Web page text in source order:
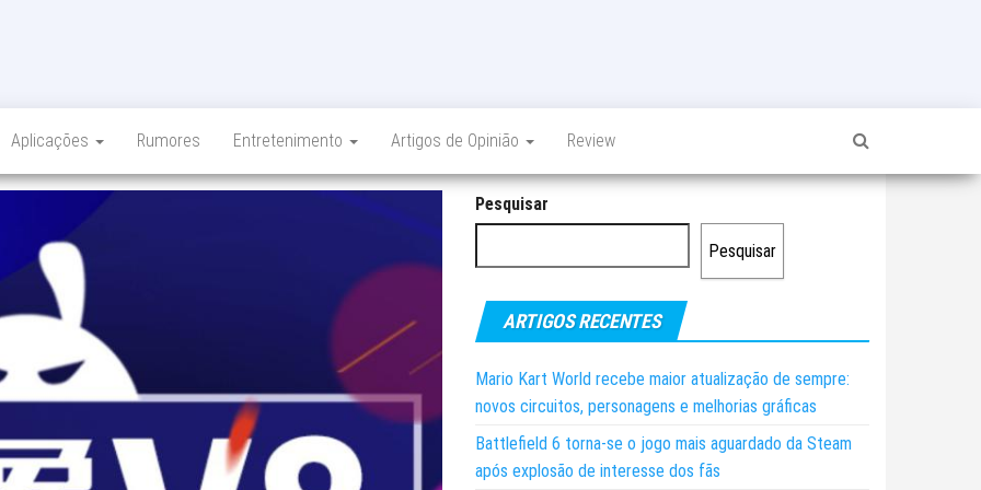
Aplicações Rumores Entretenimento Artigos de Opinião Review
Pesquisar
Pesquisar
ARTIGOS RECENTES
Mario Kart World recebe maior atualização de sempre:
novos circuitos, personagens e melhorias gráficas
Battlefield 6 torna-se o jogo mais aguardado da Steam
após explosão de interesse dos fãs